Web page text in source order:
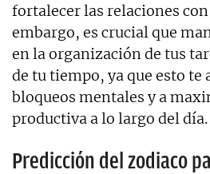
fortalecer las relaciones
embargo, es crucial que
en la organización de tus
de tu tiempo, ya que esto te
bloqueos mentales y a
productiva a lo largo del día.
Predicción del zodiaco